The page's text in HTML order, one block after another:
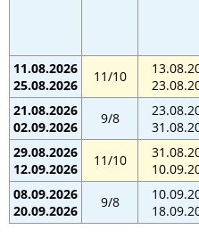
11.08.2026
25.08.2026
11/10
21.08.2026
02.09.2026
9/8
29.08.2026
12.09.2026
11/10
08.09.2026
20.09.2026
9/8